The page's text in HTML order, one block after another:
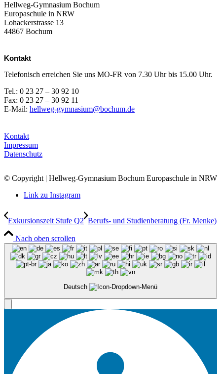
Hellweg-Gymnasium Bochum
Europaschule in NRW
Lohackerstrasse 13
44867 Bochum
Kontakt
Telefonisch erreichen Sie uns MO-FR von 7.30 Uhr bis 15.00 Uhr.
Tel.: 0 23 27 – 30 92 10
Fax: 0 23 27 – 30 92 11
E-Mail: hellweg-gymnasium@bochum.de
Kontakt
Impressum
Datenschutz
© Copyright | Hellweg-Gymnasium Bochum Europaschule in NRW
Link zu Instagram
Exkursionszeit Stufe Q2 Berufs- und Studienberatung (Fr. Menke)
Nach oben scrollen
Deutsch